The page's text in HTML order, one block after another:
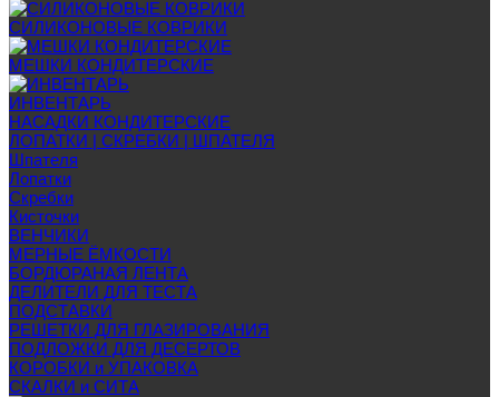
СИЛИКОНОВЫЕ КОВРИКИ
МЕШКИ КОНДИТЕРСКИЕ
ИНВЕНТАРЬ
НАСАДКИ КОНДИТЕРСКИЕ
ЛОПАТКИ | СКРЕБКИ | ШПАТЕЛЯ
Шпателя
Лопатки
Скребки
Кисточки
ВЕНЧИКИ
МЕРНЫЕ ЁМКОСТИ
БОРДЮРАНАЯ ЛЕНТА
ДЕЛИТЕЛИ ДЛЯ ТЕСТА
ПОДСТАВКИ
РЕШЕТКИ ДЛЯ ГЛАЗИРОВАНИЯ
ПОДЛОЖКИ ДЛЯ ДЕСЕРТОВ
КОРОБКИ и УПАКОВКА
СКАЛКИ и СИТА